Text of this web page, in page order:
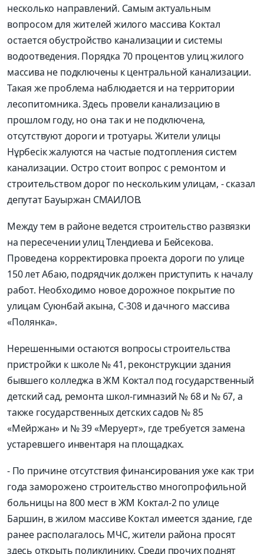
несколько направлений. Самым актуальным
вопросом для жителей жилого массива Коктал
остается обустройство канализации и системы
водоотведения. Порядка 70 процентов улиц жилого
массива не подключены к центральной канализации.
Такая же проблема наблюдается и на территории
лесопитомника. Здесь провели канализацию в
прошлом году, но она так и не подключена,
отсутствуют дороги и тротуары. Жители улицы
Нұрбесік жалуются на частые подтопления систем
канализации. Остро стоит вопрос с ремонтом и
строительством дорог по нескольким улицам, - сказал
депутат Бауыржан СМАИЛОВ.
Между тем в районе ведется строительство развязки
на пересечении улиц Тлендиева и Бейсекова.
Проведена корректировка проекта дороги по улице
150 лет Абаю, подрядчик должен приступить к началу
работ. Необходимо новое дорожное покрытие по
улицам Суюнбай акына, С-308 и дачного массива
«Полянка».
Нерешенными остаются вопросы строительства
пристройки к школе № 41, реконструкции здания
бывшего колледжа в ЖМ Коктал под государственный
детский сад, ремонта школ-гимназий № 68 и № 67, а
также государственных детских садов № 85
«Мейржан» и № 39 «Меруерт», где требуется замена
устаревшего инвентаря на площадках.
- По причине отсутствия финансирования уже как три
года заморожено строительство многопрофильной
больницы на 800 мест в ЖМ Коктал-2 по улице
Баршин, в жилом массиве Коктал имеется здание, где
ранее располагалось МЧС, жители района просят
здесь открыть поликлинику. Среди прочих поднят